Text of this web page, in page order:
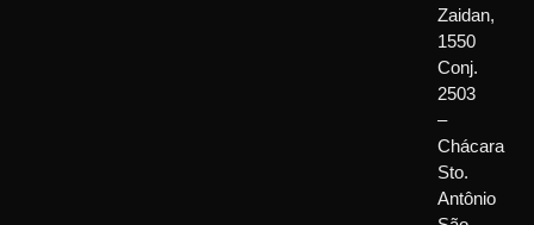
Zaidan,
1550
Conj.
2503
–
Chácara
Sto.
Antônio